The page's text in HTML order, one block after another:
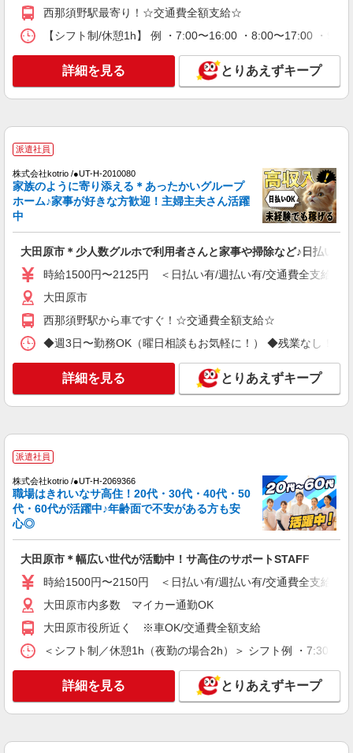
派遣社員
株式会社kotrio /●UT-H-2069366
大田原市＊幅広い世代が活動中！サ高住のサポ
ートSTAFF
時給1500円〜2150円 ＜日払い有/週払い有/交
大田原市内多数 マイカー通勤OK
派遣社員
株式会社kotrio /●UT-H-1876081
デイサービスSTAFF｜面接なし！履歴書不
要！未経験＆無資格OK◎
通費全支給(ガソリン代含む)＞
株式会社kotrio /●UT-H-2068740
＼収入アップを全面サポート／小規模デイ
時給1500円〜2125円 ＜日払い有/週払い有/交
キープ 詳細を見る
派遣社員
株式会社kotrio /●UT-H-1811208
障がい者デイで送迎、見守りなど★大田原市★
時給1500円〜2125円 ＜日払い有/週払い有/交
通費全支給(ガソリン代含む)＞
大田原市
キープ 詳細を見る
派遣社員
西那須野駅最寄り！☆交通費全額支給☆
【シフト制/休憩1h】 例 ・7:00〜16:00 ・8:00〜17:00 ・
詳細を見る とりあえずキープ
派遣社員
株式会社kotrio /●UT-H-2010080
家族のように寄り添える＊あったかいグループ
ホーム♪家事が好きな方歓迎！主婦主夫さん活躍
中
大田原市＊少人数グルホで利用者さんと家事や掃除など♪日払いOK
時給1500円〜2125円 ＜日払い有/週払い有/交通費全支給(ガ
大田原市
西那須野駅から車ですぐ！☆交通費全額支給☆
◆週3日〜勤務OK（曜日相談もお気軽に！） ◆残業なし！日
詳細を見る とりあえずキープ
派遣社員
株式会社kotrio /●UT-H-2069366
職場はきれいなサ高住！20代・30代・40代・50
代・60代が活躍中♪年齢面で不安がある方も安
心◎
大田原市＊幅広い世代が活動中！サ高住のサポートSTAFF
時給1500円〜2150円 ＜日払い有/週払い有/交通費全支給(ガ
大田原市内多数 マイカー通勤OK
大田原市役所近く ※車OK/交通費全額支給
＜シフト制／休憩1h（夜勤の場合2h）＞ シフト例 ・7:30
詳細を見る とりあえずキープ